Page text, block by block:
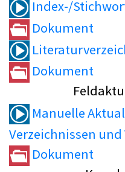
Index-/
Dokument
Dokument
Manuelle
Verzeichnissen und
Dokument